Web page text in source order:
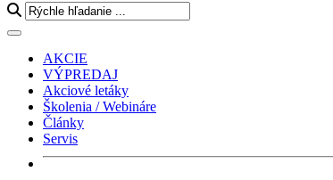
Toggle navigation
AKCIE
VÝPREDAJ
Akciové letáky
Školenia / Webináre
Články
Servis